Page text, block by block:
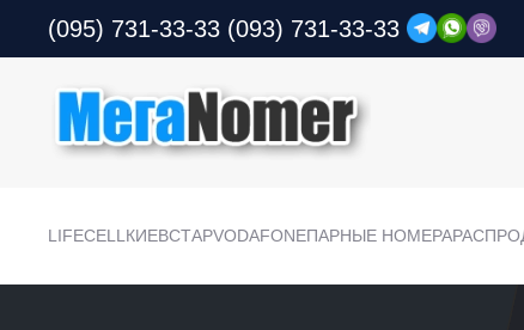
(095) 731-33-33 (093) 731-33-33
LIFECELL КИЕВСТАРVODAFONEПАРНЫЕ НОМЕРА